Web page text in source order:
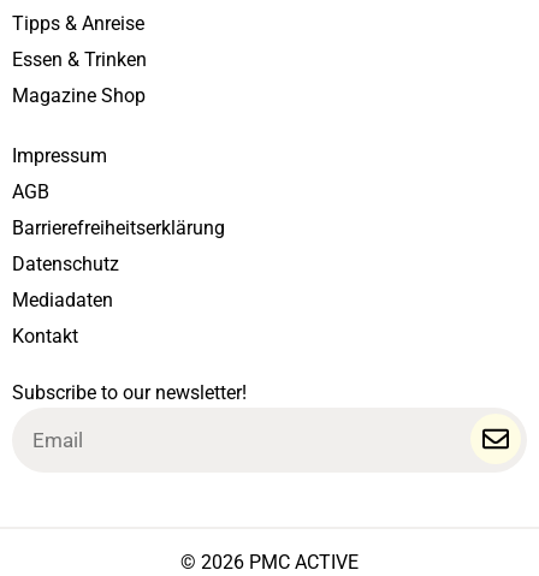
Tipps & Anreise
Essen & Trinken
Magazine Shop
Impressum
AGB
Barrierefreiheitserklärung
Datenschutz
Mediadaten
Kontakt
Subscribe to our newsletter!
© 2026 PMC ACTIVE